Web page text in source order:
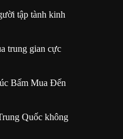
tập tành kinh
trung gian cực
Bấm Mua Đến
Quốc không